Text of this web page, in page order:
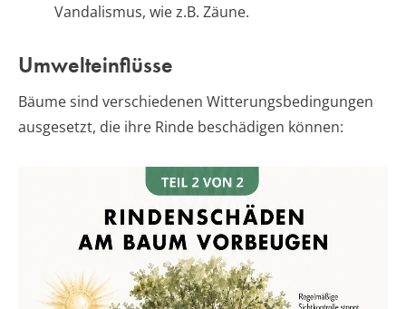
Vandalismus, wie z.B. Zäune.
Umwelteinflüsse
Bäume sind verschiedenen Witterungsbedingungen
ausgesetzt, die ihre Rinde beschädigen können: